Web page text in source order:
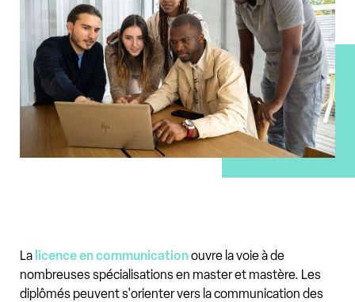
La licence en communicationouvre la voie à de
nombreuses spécialisations en master et mastère. Les
diplômés peuvent s'orienter vers la communication des